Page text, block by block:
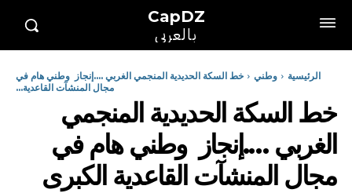
CapDZ
بالعربي
الرئيسية وطني
خط السكة الحديدية المنجمي الغربي ....إنجاز وطني هام في
مجال المنشآت القاعدية...
خط السكة الحديدية المنجمي
الغربي ….إنجاز وطني هام في
مجال المنشآت القاعدية الكبرى